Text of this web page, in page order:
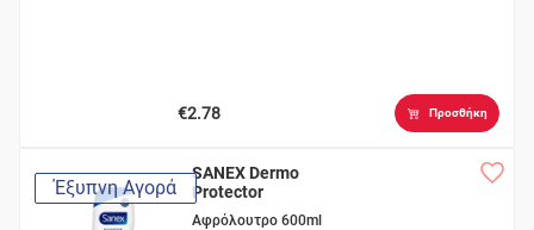
€2.78 Προσθήκη
Έξυπνη Αγορά
SANEX Dermo
Protector
Αφρόλουτρο 600ml